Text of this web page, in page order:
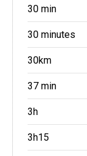
30 min
30 minutes
30km
37 min
3h
3h15